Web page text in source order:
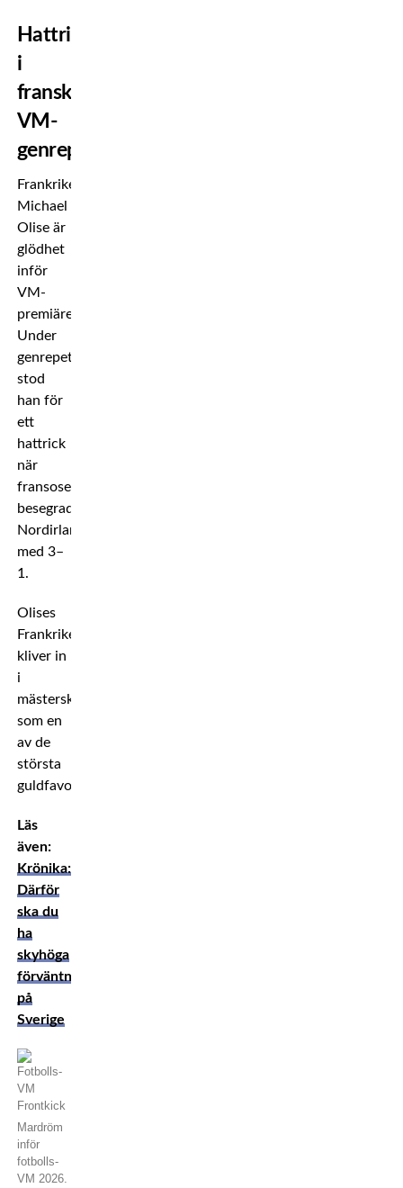
Hattrick
i
franska
VM-
genrepet
Frankrikes
Michael
Olise är
glödhet
inför
VM-
premiären.
Under
genrepet
stod
han för
ett
hattrick
när
fransoserna
besegrade
Nordirland
med 3–
1.
Olises
Frankrike
kliver in
i
mästerskapet
som en
av de
största
guldfavoriterna.
Läs
även:
Krönika:
Därför
ska du
ha
skyhöga
förväntningar
på
Sverige
Mardröm
inför
fotbolls-
VM 2026.